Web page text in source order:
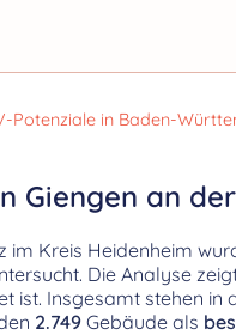
Potenziale in Baden-
Giengen an
im Kreis Heidenheim
Die Analyse
ist. Insgesamt stehen in
2.749 Gebäude als